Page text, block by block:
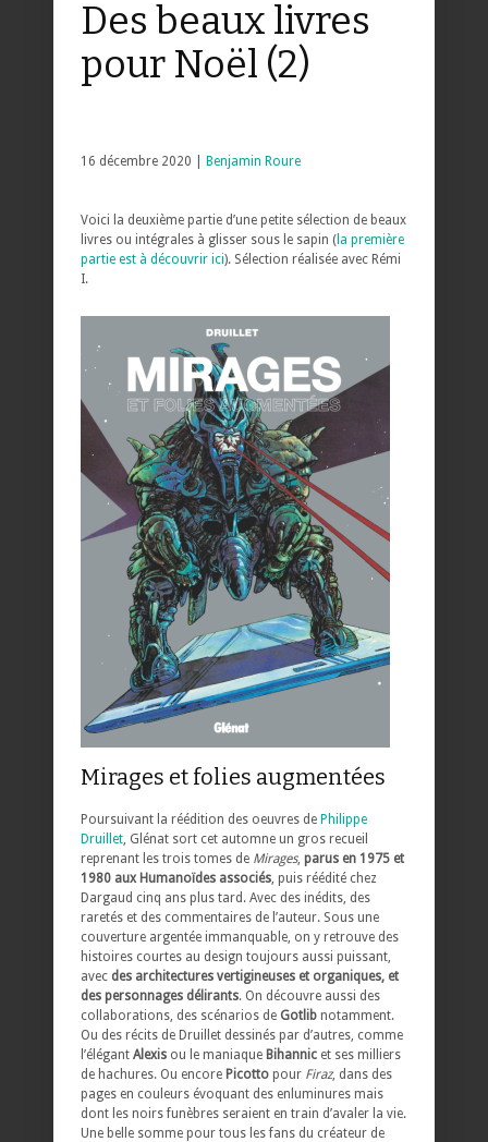
Des beaux livres
pour Noël (2)
16 décembre 2020 | Benjamin Roure
Voici la deuxième partie d’une petite sélection de beaux
livres ou intégrales à glisser sous le sapin ( la première
partie est à découvrir ici). Sélection réalisée avec Rémi
I.
Mirages et folies augmentées
Poursuivant la réédition des oeuvres de Philippe
Druillet , Glénat sort cet automne un gros recueil
reprenant les trois tomes de Mirages, parus en 1975 et
1980 aux Humanoïdes associés , puis réédité chez
Dargaud cinq ans plus tard. Avec des inédits, des
raretés et des commentaires de l’auteur. Sous une
couverture argentée immanquable, on y retrouve des
histoires courtes au design toujours aussi puissant,
avec des architectures vertigineuses et organiques, et
des personnages délirants. On découvre aussi des
collaborations, des scénarios de Gotlib notamment.
Ou des récits de Druillet dessinés par d’autres, comme
l’élégant Alexis ou le maniaque Bihannic et ses milliers
de hachures. Ou encore Picotto pour Firaz, dans des
pages en couleurs évoquant des enluminures mais
dont les noirs funèbres seraient en train d’avaler la vie.
Une belle somme pour tous les fans du créateur de